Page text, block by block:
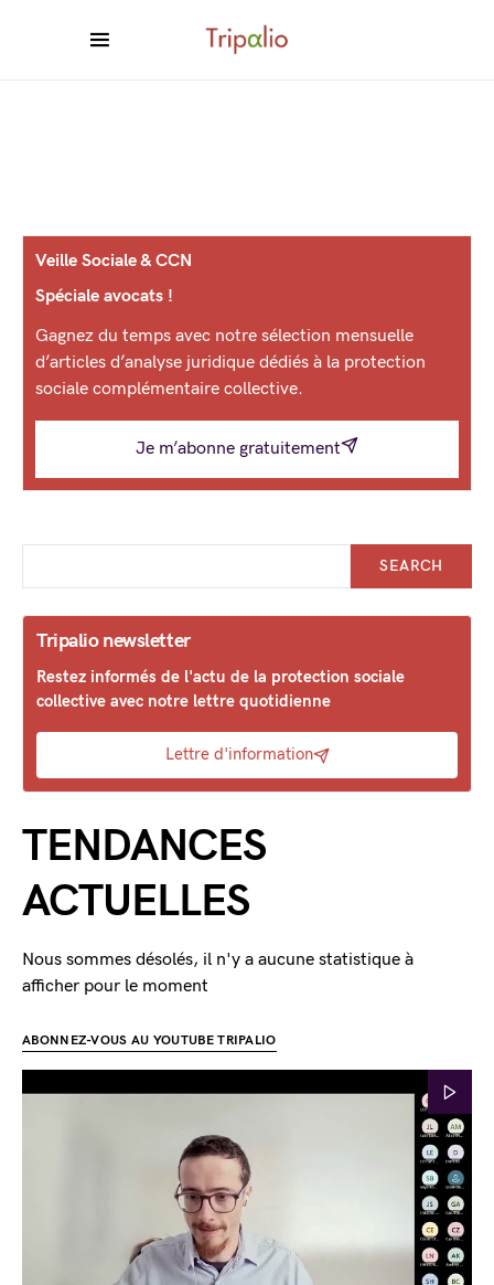
Veille Sociale & CCN
Spéciale avocats !
Gagnez du temps avec notre sélection mensuelle
d’articles d’analyse juridique dédiés à la protection
sociale complémentaire collective.
Je m’abonne gratuitement
SEARCH
Tripalio newsletter
Restez informés de l'actu de la protection sociale
collective avec notre lettre quotidienne
Lettre d'information
TENDANCES
ACTUELLES
Nous sommes désolés, il n'y a aucune statistique à
afficher pour le moment
ABONNEZ-VOUS AU YOUTUBE TRIPALIO